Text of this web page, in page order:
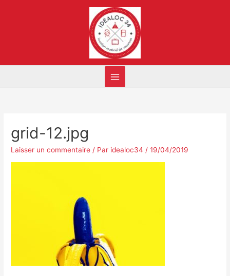
grid-12.jpg
Laisser un commentaire / Par idealoc34 /19/04/2019